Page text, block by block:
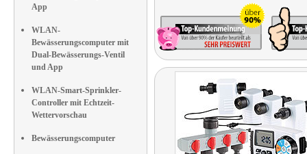
App
WLAN-
Bewässerungscomputer mit
Dual-Bewässerungs-Ventil
und App
WLAN-Smart-Sprinkler-
Controller mit Echtzeit-
Wettervorschau
Bewässerungscomputer